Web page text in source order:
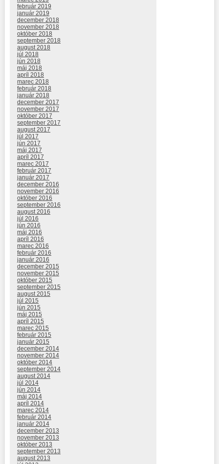
február 2019
január 2019
december 2018
november 2018
október 2018
september 2018
august 2018
júl 2018
jún 2018
máj 2018
apríl 2018
marec 2018
február 2018
január 2018
december 2017
november 2017
október 2017
september 2017
august 2017
júl 2017
jún 2017
máj 2017
apríl 2017
marec 2017
február 2017
január 2017
december 2016
november 2016
október 2016
september 2016
august 2016
júl 2016
jún 2016
máj 2016
apríl 2016
marec 2016
február 2016
január 2016
december 2015
november 2015
október 2015
september 2015
august 2015
júl 2015
jún 2015
máj 2015
apríl 2015
marec 2015
február 2015
január 2015
december 2014
november 2014
október 2014
september 2014
august 2014
júl 2014
jún 2014
máj 2014
apríl 2014
marec 2014
február 2014
január 2014
december 2013
november 2013
október 2013
september 2013
august 2013